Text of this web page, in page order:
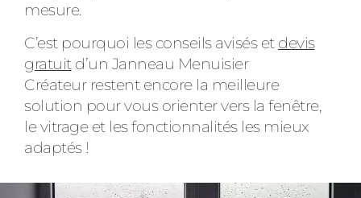
mesure.
C’est pourquoi les conseils avisés et devis
gratuitd’un Janneau Menuisier
Créateur restent encore la meilleure
solution pour vous orienter vers la fenêtre,
le vitrage et les fonctionnalités les mieux
adaptés !